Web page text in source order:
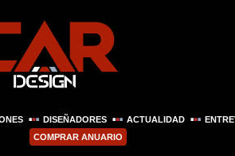
DISEÑADORES ACTUALIDAD
COMPRAR ANUARIO